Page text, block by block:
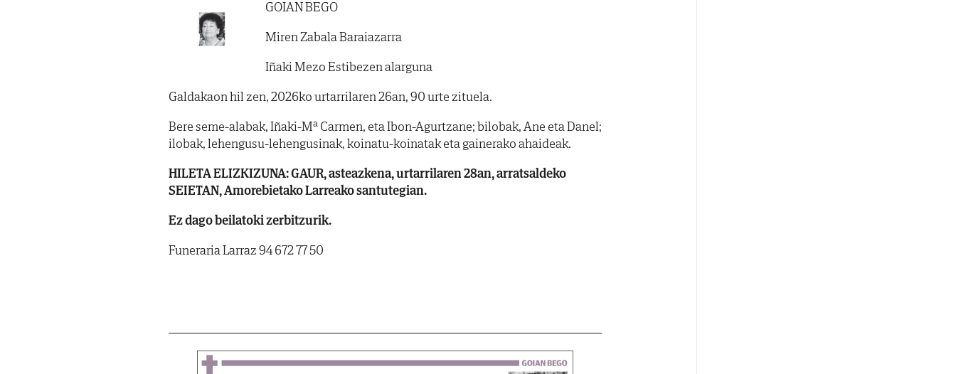
GOIAN BEGO
Miren Zabala Baraiazarra
Iñaki Mezo Estibezen alarguna
Galdakaon hil zen, 2026ko urtarrilaren 26an, 90 urte zituela.
Bere seme-alabak, Iñaki-Mª Carmen, eta Ibon-Agurtzane; bilobak, Ane eta Danel;
ilobak, lehengusu-lehengusinak, koinatu-koinatak eta gainerako ahaideak.
HILETA ELIZKIZUNA: GAUR, asteazkena, urtarrilaren 28an, arratsaldeko
SEIETAN, Amorebietako Larreako santutegian.
Ez dago beilatoki zerbitzurik.
Funeraria Larraz 94 672 77 50